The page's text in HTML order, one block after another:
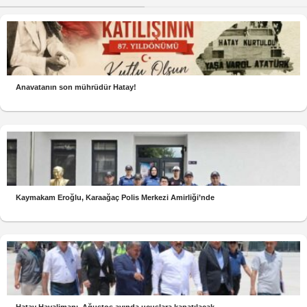
Anavatanın son mührüdür Hatay!
Kaymakam Eroğlu, Karaağaç Polis Merkezi Amirliği’nde